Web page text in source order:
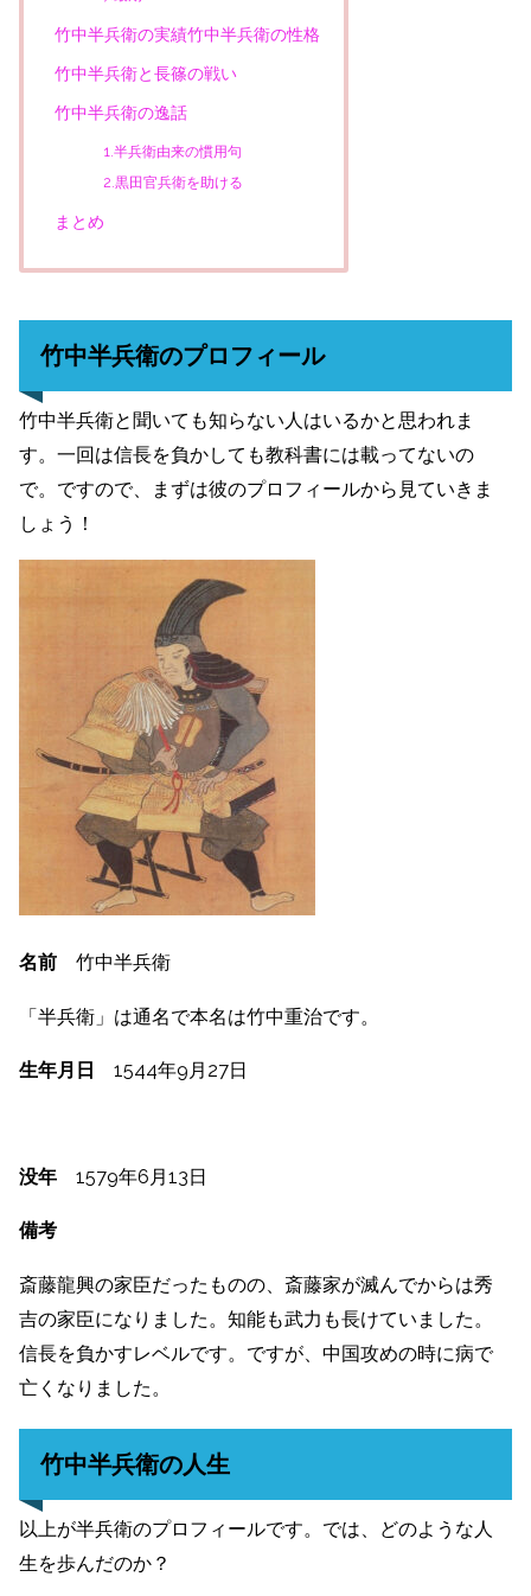
竹中半兵衛の実績竹中半兵衛の性格
竹中半兵衛と長篠の戦い
竹中半兵衛の逸話
1.半兵衛由来の慣用句
2.黒田官兵衛を助ける
まとめ
竹中半兵衛のプロフィール
竹中半兵衛と聞いても知らない人はいるかと思われま
す。一回は信長を負かしても教科書には載ってないの
で。ですので、まずは彼のプロフィールから見ていきま
しょう！
名前竹中半兵衛
「半兵衛」は通名で本名は竹中重治です。
生年月日1544年9月27日
没年1579年6月13日
備考
斎藤龍興の家臣だったものの、斎藤家が滅んでからは秀
吉の家臣になりました。知能も武力も長けていました。
信長を負かすレベルです。ですが、中国攻めの時に病で
亡くなりました。
竹中半兵衛の人生
以上が半兵衛のプロフィールです。では、どのような人
生を歩んだのか？